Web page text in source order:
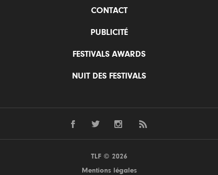
CONTACT
PUBLICITÉ
FESTIVALS AWARDS
NUIT DES FESTIVALS
TLF © 2026
Mentions légales